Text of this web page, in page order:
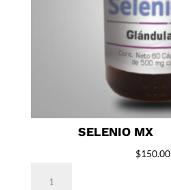
SELENIO MX
$150.00